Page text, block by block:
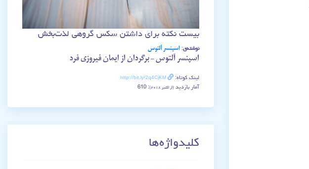
بیست نکته برای داشتن سکس گروهی لذت‌بخش
نوشته‌ی: اسپنسر آلتوس
اسپنسر آلتوس – برگردان از ایمان فیروزی فرد
لینک کوتاه: http://bit.ly/2q4CjKM
آمار بازدید (از اکتبر ۲۰۱۸) : 610
کلیدواژه‌ها